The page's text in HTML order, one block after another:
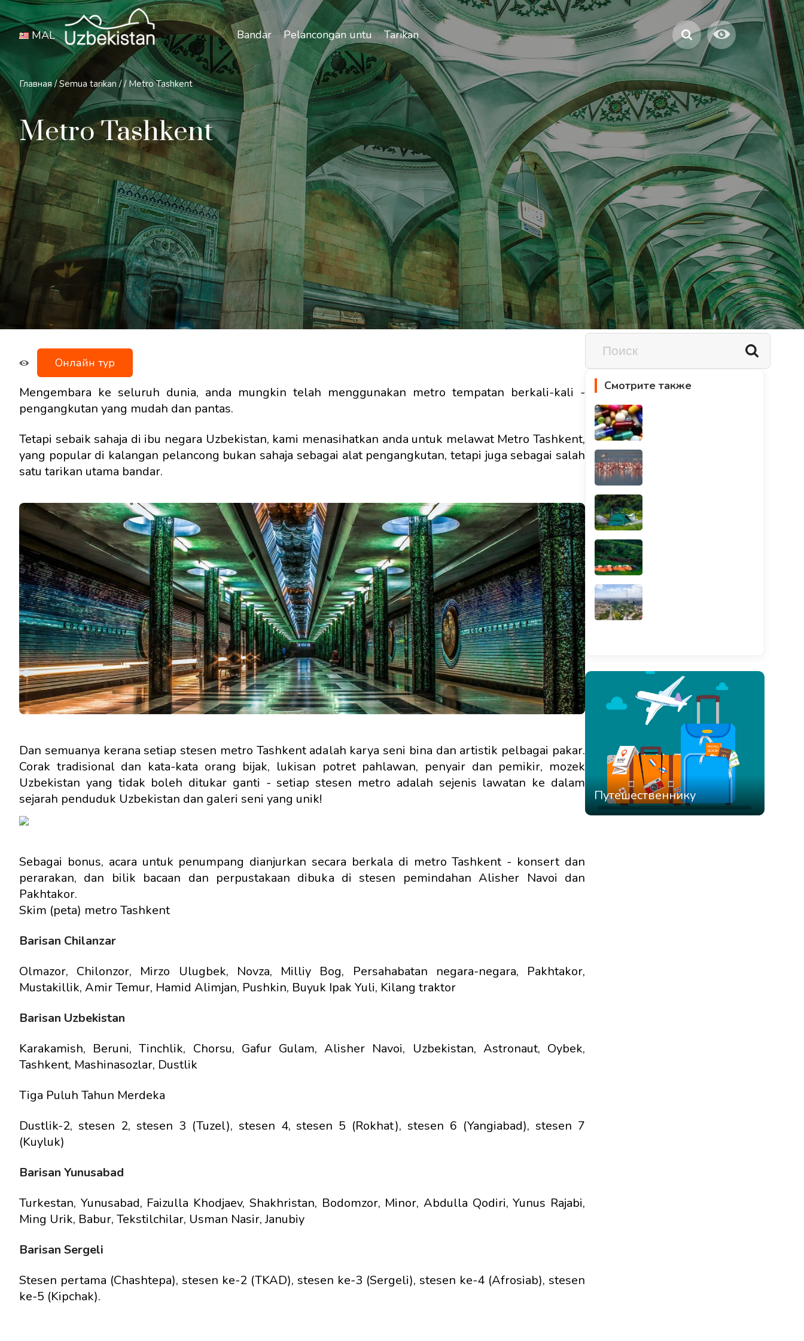
Bandar Pelancongan untuk semua
Tarikan
MAL
Главная / Semua tarikan / / Metro Tashkent
Metro Tashkent
Mengembara ke seluruh dunia, anda mungkin telah menggunakan metro tempatan berkali-kali -
pengangkutan yang mudah dan pantas.
Tetapi sebaik sahaja di ibu negara Uzbekistan, kami menasihatkan anda untuk melawat Metro Tashkent,
yang popular di kalangan pelancong bukan sahaja sebagai alat pengangkutan, tetapi juga sebagai salah
satu tarikan utama bandar.
Dan semuanya kerana setiap stesen metro Tashkent adalah karya seni bina dan artistik pelbagai pakar.
Corak tradisional dan kata-kata orang bijak, lukisan potret pahlawan, penyair dan pemikir, mozek
Uzbekistan yang tidak boleh ditukar ganti - setiap stesen metro adalah sejenis lawatan ke dalam
sejarah penduduk Uzbekistan dan galeri seni yang unik!
Sebagai bonus, acara untuk penumpang dianjurkan secara berkala di metro Tashkent - konsert dan
perarakan, dan bilik bacaan dan perpustakaan dibuka di stesen pemindahan Alisher Navoi dan
Pakhtakor.
Skim (peta) metro Tashkent
Barisan Chilanzar
Olmazor, Chilonzor, Mirzo Ulugbek, Novza, Milliy Bog, Persahabatan negara-negara, Pakhtakor,
Mustakillik, Amir Temur, Hamid Alimjan, Pushkin, Buyuk Ipak Yuli, Kilang traktor
Barisan Uzbekistan
Karakamish, Beruni, Tinchlik, Chorsu, Gafur Gulam, Alisher Navoi, Uzbekistan, Astronaut, Oybek,
Tashkent, Mashinasozlar, Dustlik
Tiga Puluh Tahun Merdeka
Dustlik-2, stesen 2, stesen 3 (Tuzel), stesen 4, stesen 5 (Rokhat), stesen 6 (Yangiabad), stesen 7
(Kuyluk)
Barisan Yunusabad
Turkestan, Yunusabad, Faizulla Khodjaev, Shakhristan, Bodomzor, Minor, Abdulla Qodiri, Yunus Rajabi,
Ming Urik, Babur, Tekstilchilar, Usman Nasir, Janubiy
Barisan Sergeli
Stesen pertama (Chashtepa), stesen ke-2 (TKAD), stesen ke-3 (Sergeli), stesen ke-4 (Afrosiab), stesen
ke-5 (Kipchak).
Онлайн тур
Смотрите также
Путешественнику